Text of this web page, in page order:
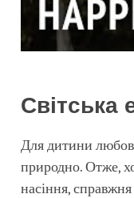
Світська
Для дитини любов
природно. Отже,
насіння,